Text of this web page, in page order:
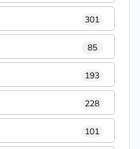
301
85
193
228
101